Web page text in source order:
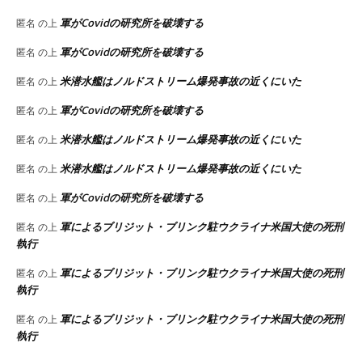
匿名 の上 軍がCovidの研究所を破壊する
匿名 の上 軍がCovidの研究所を破壊する
匿名 の上 米潜水艦はノルドストリーム爆発事故の近くにいた
匿名 の上 軍がCovidの研究所を破壊する
匿名 の上 米潜水艦はノルドストリーム爆発事故の近くにいた
匿名 の上 米潜水艦はノルドストリーム爆発事故の近くにいた
匿名 の上 軍がCovidの研究所を破壊する
匿名 の上 軍によるブリジット・ブリンク駐ウクライナ米国大使の死刑
執行
匿名 の上 軍によるブリジット・ブリンク駐ウクライナ米国大使の死刑
執行
匿名 の上 軍によるブリジット・ブリンク駐ウクライナ米国大使の死刑
執行